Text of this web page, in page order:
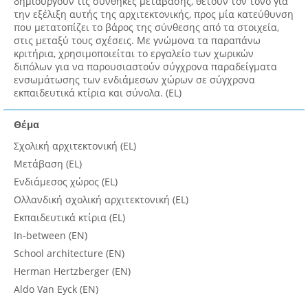
την εξέλιξη αυτής της αρχιτεκτονικής, προς μία κατεύθυνση
που μετατοπίζει το βάρος της σύνθεσης από τα στοιχεία,
στις μεταξύ τους σχέσεις. Με γνώμονα τα παραπάνω
κριτήρια, χρησιμοποιείται το εργαλείο των χωρικών
διπόλων για να παρουσιαστούν σύγχρονα παραδείγματα
ενσωμάτωσης των ενδιάμεσων χώρων σε σύγχρονα
εκπαιδευτικά κτίρια και σύνολα. (EL)
Θέμα
Σχολική αρχιτεκτονική (EL)
Μετάβαση (EL)
Ενδιάμεσος χώρος (EL)
Ολλανδική σχολική αρχιτεκτονική (EL)
Εκπαιδευτικά κτίρια (EL)
In-between (EN)
School architecture (EN)
Herman Hertzberger (EN)
Aldo Van Eyck (EN)